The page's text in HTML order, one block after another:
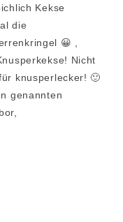
Kekse
die
😀 ,
Nicht
knusperlecker! 🙂
genannten